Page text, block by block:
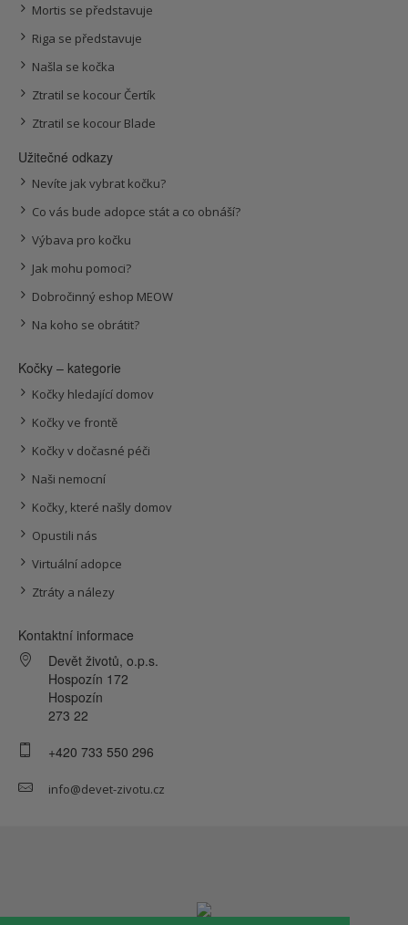
Mortis se představuje
Riga se představuje
Našla se kočka
Ztratil se kocour Čertík
Ztratil se kocour Blade
Užitečné odkazy
Nevíte jak vybrat kočku?
Co vás bude adopce stát a co obnáší?
Výbava pro kočku
Jak mohu pomoci?
Dobročinný eshop MEOW
Na koho se obrátit?
Kočky – kategorie
Kočky hledající domov
Kočky ve frontě
Kočky v dočasné péči
Naši nemocní
Kočky, které našly domov
Opustili nás
Virtuální adopce
Ztráty a nálezy
Kontaktní informace
Devět životů, o.p.s.
Hospozín 172
Hospozín
273 22
+420 733 550 296
info@devet-zivotu.cz